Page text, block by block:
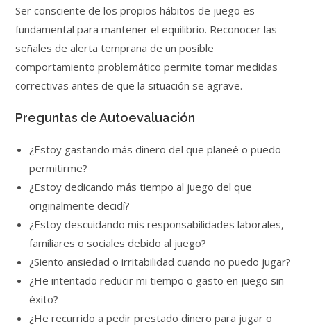
Ser consciente de los propios hábitos de juego es
fundamental para mantener el equilibrio. Reconocer las
señales de alerta temprana de un posible
comportamiento problemático permite tomar medidas
correctivas antes de que la situación se agrave.
Preguntas de Autoevaluación
¿Estoy gastando más dinero del que planeé o puedo
permitirme?
¿Estoy dedicando más tiempo al juego del que
originalmente decidí?
¿Estoy descuidando mis responsabilidades laborales,
familiares o sociales debido al juego?
¿Siento ansiedad o irritabilidad cuando no puedo jugar?
¿He intentado reducir mi tiempo o gasto en juego sin
éxito?
¿He recurrido a pedir prestado dinero para jugar o